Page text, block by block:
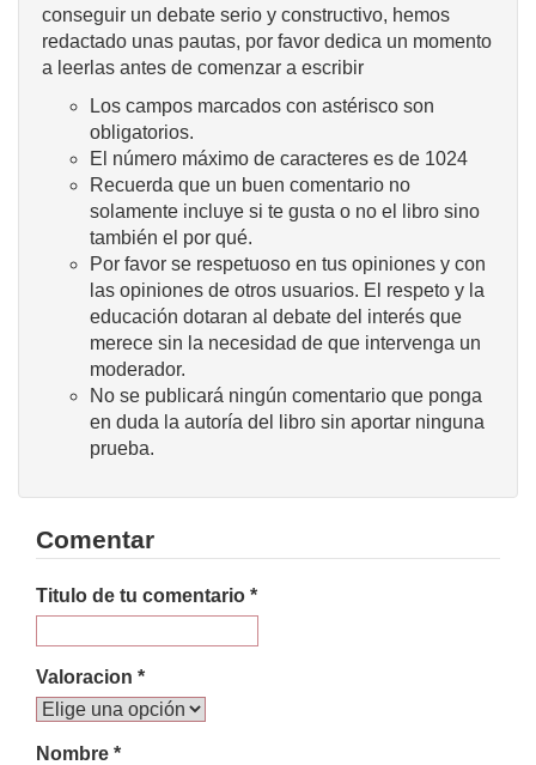
conseguir un debate serio y constructivo, hemos
redactado unas pautas, por favor dedica un momento
a leerlas antes de comenzar a escribir
Los campos marcados con astérisco son
obligatorios.
El número máximo de caracteres es de 1024
Recuerda que un buen comentario no
solamente incluye si te gusta o no el libro sino
también el por qué.
Por favor se respetuoso en tus opiniones y con
las opiniones de otros usuarios. El respeto y la
educación dotaran al debate del interés que
merece sin la necesidad de que intervenga un
moderador.
No se publicará ningún comentario que ponga
en duda la autoría del libro sin aportar ninguna
prueba.
Comentar
Titulo de tu comentario *
Valoracion *
Nombre *